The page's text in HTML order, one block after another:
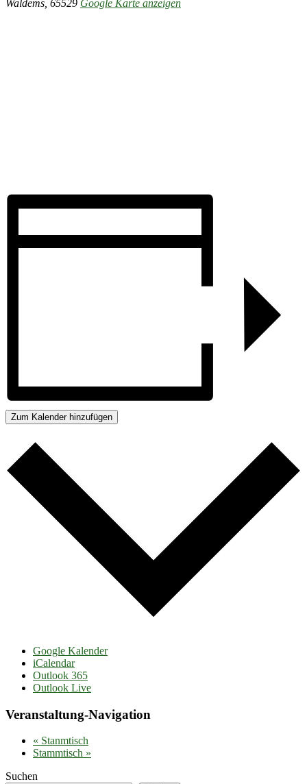
Waldems 65529 Google Karte anzeigen
Zum Kalender hinzufügen
Google Kalender
iCalendar
Outlook 365
Outlook Live
Veranstaltung-Navigation
« Stanmtisch
Stammtisch »
Suchen